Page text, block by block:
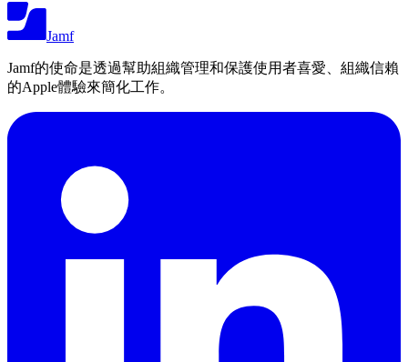
Jamf
Jamf的使命是透過幫助組織管理和保護使用者喜愛、組織信賴
的Apple體驗來簡化工作。